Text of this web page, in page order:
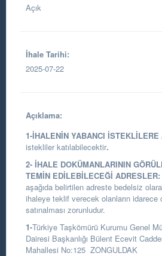
Açık
İhale Tarihi:
2025-07-22
Açıklama:
1-İHALENİN YABANCI İSTEKLİLERE
istekliler katılabilecektir.
2- İHALE DOKÜMANLARININ
TEMİN EDİLEBİLECEĞİ ADRESLER:
aşağıda belirtilen adreste bedelsiz
ihaleye teklif verecek olanların idarece
satınalması zorunludur.
1-Türkiye Taşkömürü Kurumu Genel
Dairesi Başkanlığı Bülent Ecevit
Mahallesi No:125 ZONGULDAK